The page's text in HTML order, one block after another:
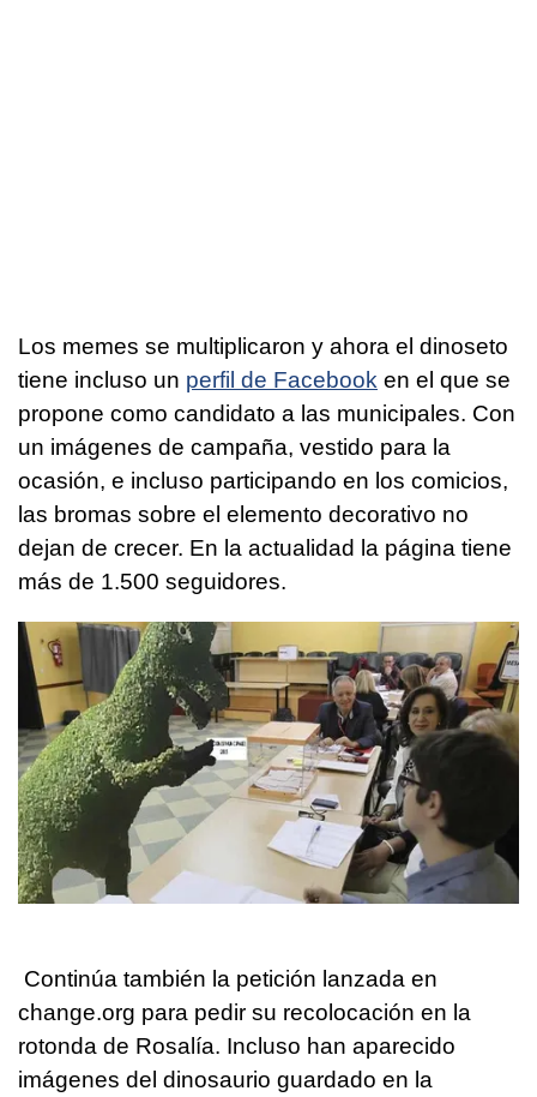
Los memes se multiplicaron y ahora el dinoseto
tiene incluso un perfil de Facebook en el que se
propone como candidato a las municipales. Con
un imágenes de campaña, vestido para la
ocasión, e incluso participando en los comicios,
las bromas sobre el elemento decorativo no
dejan de crecer. En la actualidad la página tiene
más de 1.500 seguidores.
Continúa también la petición lanzada en
change.org para pedir su recolocación en la
rotonda de Rosalía. Incluso han aparecido
imágenes del dinosaurio guardado en la